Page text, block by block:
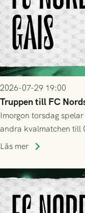
2026-07-29 19:00
Truppen till FC
Imorgon torsdag
andra kvalmatchen till
Park! Fredrik
Läs mer